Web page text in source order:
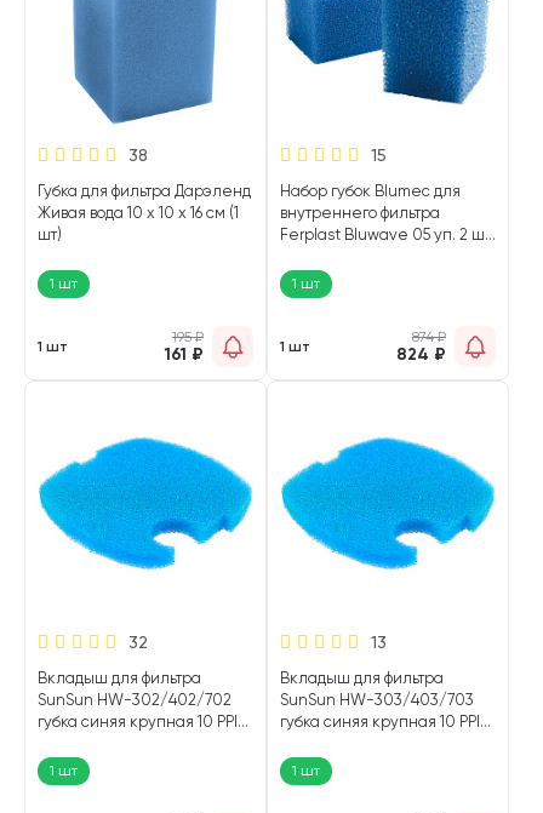
38
Губка для фильтра Дарэленд
Живая вода 10 х 10 х 16 см (1
шт)
1 шт
1 шт
195₽
161 ₽
15
Набор губок Blumec для
внутреннего фильтра
Ferplast Bluwave 05 уп. 2 шт
1 шт
1 шт
874₽
824 ₽
32
Вкладыш для фильтра
SunSun HW-302/402/702
губка синяя крупная 10 PPI
1 шт
13
Вкладыш для фильтра
SunSun HW-303/403/703
губка синяя крупная 10 PPI
1 шт